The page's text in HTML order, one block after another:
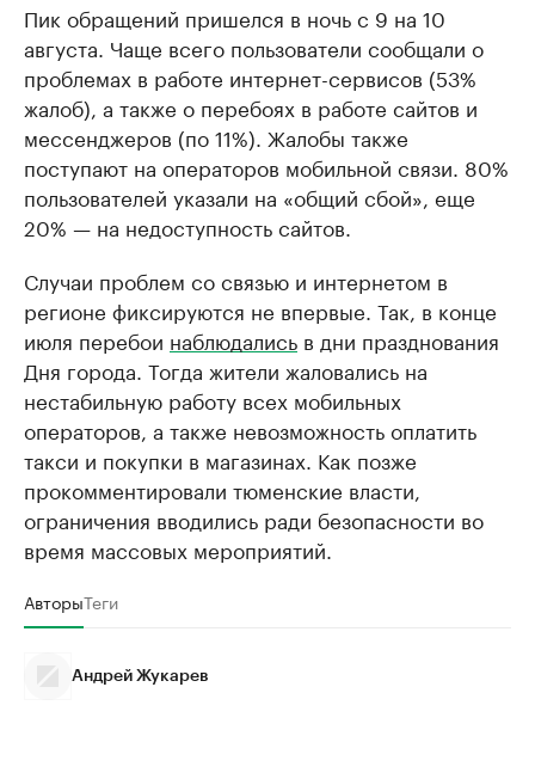
Пик обращений пришелся в ночь с 9 на 10
августа. Чаще всего пользователи сообщали о
проблемах в работе интернет-сервисов (53%
жалоб), а также о перебоях в работе сайтов и
мессенджеров (по 11%). Жалобы также
поступают на операторов мобильной связи. 80%
пользователей указали на «общий сбой», еще
20% — на недоступность сайтов.
Случаи проблем со связью и интернетом в
регионе фиксируются не впервые. Так, в конце
июля перебои наблюдались в дни празднования
Дня города. Тогда жители жаловались на
нестабильную работу всех мобильных
операторов, а также невозможность оплатить
такси и покупки в магазинах. Как позже
прокомментировали тюменские власти,
ограничения вводились ради безопасности во
время массовых мероприятий.
АвторыТеги
Андрей Жукарев